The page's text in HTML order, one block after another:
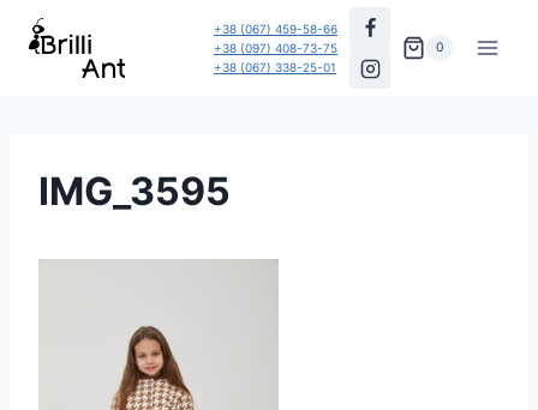
Перейти
+38 (067) 459-58-66
+38 (097) 408-73-75
+38 (067) 338-25-01
0
IMG_3595